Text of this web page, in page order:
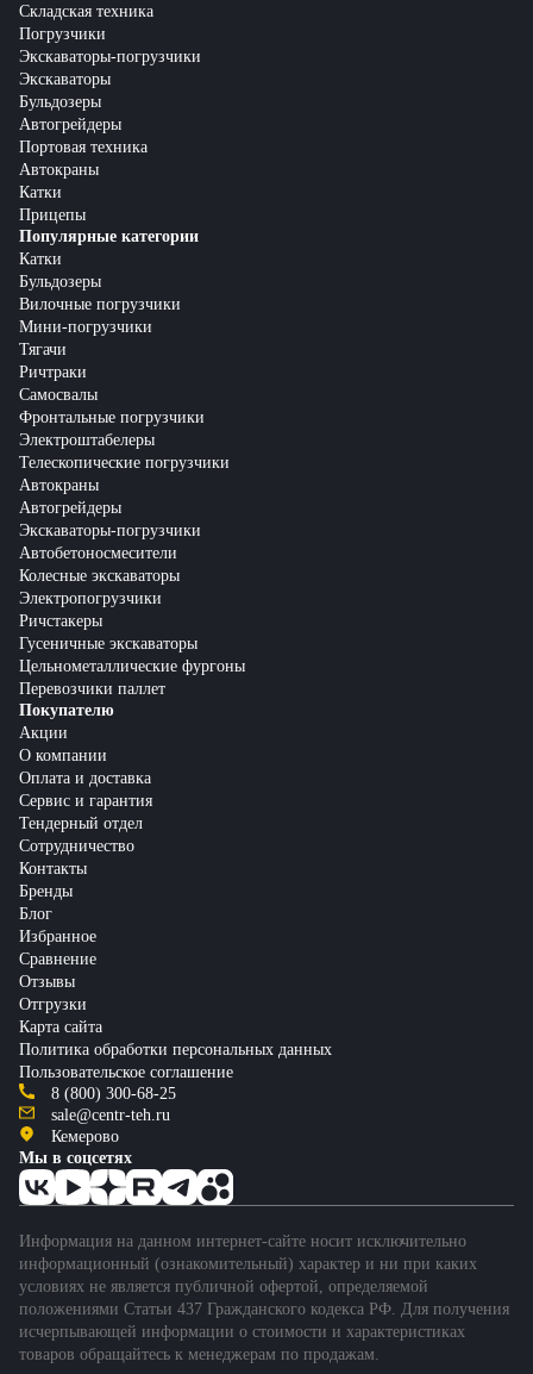
Складская техника
Погрузчики
Экскаваторы-погрузчики
Экскаваторы
Бульдозеры
Автогрейдеры
Портовая техника
Автокраны
Катки
Прицепы
Популярные категории
Катки
Бульдозеры
Вилочные погрузчики
Мини-погрузчики
Тягачи
Ричтраки
Самосвалы
Фронтальные погрузчики
Электроштабелеры
Телескопические погрузчики
Автокраны
Автогрейдеры
Экскаваторы-погрузчики
Автобетоносмесители
Колесные экскаваторы
Электропогрузчики
Ричстакеры
Гусеничные экскаваторы
Цельнометаллические фургоны
Перевозчики паллет
Покупателю
Акции
О компании
Оплата и доставка
Сервис и гарантия
Тендерный отдел
Сотрудничество
Контакты
Бренды
Блог
Избранное
Сравнение
Отзывы
Отгрузки
Карта сайта
Политика обработки персональных данных
Пользовательское соглашение
8 (800) 300-68-25
sale@centr-teh.ru
Кемерово
Мы в соцсетях
Информация на данном интернет-сайте носит исключительно
информационный (ознакомительный) характер и ни при каких
условиях не является публичной офертой, определяемой
положениями Статьи 437 Гражданского кодекса РФ. Для получения
исчерпывающей информации о стоимости и характеристиках
товаров обращайтесь к менеджерам по продажам.